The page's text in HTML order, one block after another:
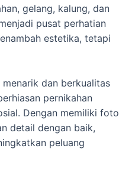
gelang, kalung, dan
pusat perhatian
estetika, tetapi
dan berkualitas
pernikahan
Dengan memiliki foto
detail dengan baik,
peluang